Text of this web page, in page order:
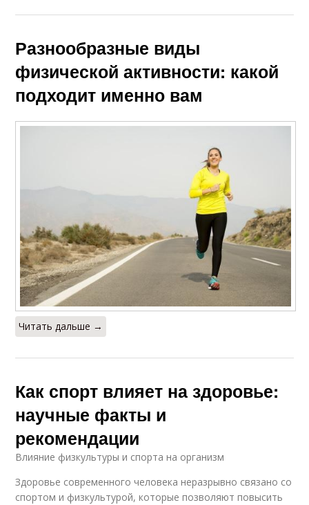
Разнообразные виды
физической активности: какой
подходит именно вам
Читать дальше →
Как спорт влияет на здоровье:
научные факты и
рекомендации
Влияние физкультуры и спорта на организм
Здоровье современного человека неразрывно связано со
спортом и физкультурой, которые позволяют повысить